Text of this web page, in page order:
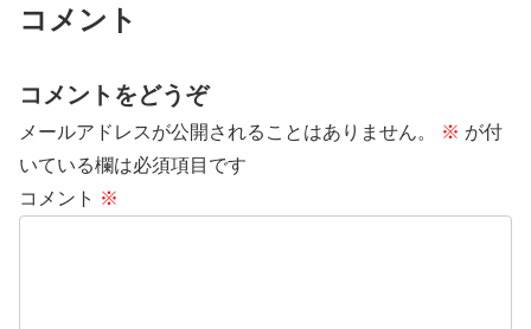
コメント
コメントをどうぞ
メールアドレスが公開されることはありません。 ※ が付
いている欄は必須項目です
コメント ※